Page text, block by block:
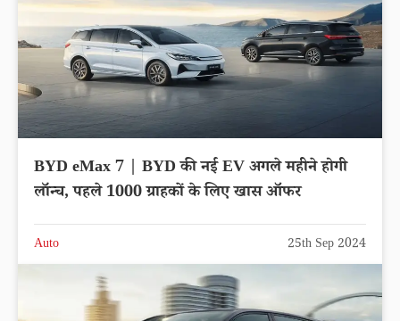
BYD eMax 7 | BYD की नई EV अगले महीने होगी
लॉन्च, पहले 1000 ग्राहकों के लिए खास ऑफर
Auto 25th Sep 2024